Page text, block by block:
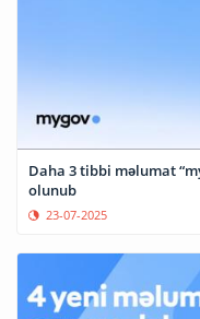
Daha 3 tibbi məlumat
olunub
23-07-2025